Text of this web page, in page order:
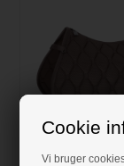
Cookie
Vi bruger